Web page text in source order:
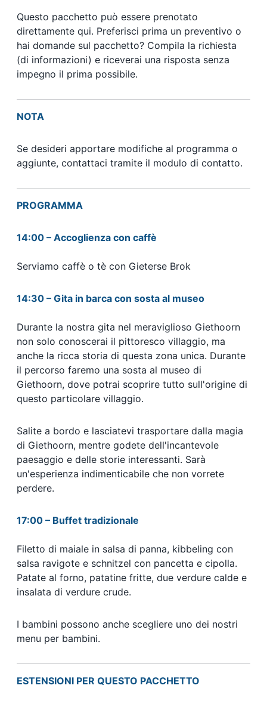
Questo pacchetto può essere prenotato
direttamente qui. Preferisci prima un preventivo o
hai domande sul pacchetto? Compila la richiesta
(di informazioni) e riceverai una risposta senza
impegno il prima possibile.
NOTA
Se desideri apportare modifiche al programma o
aggiunte, contattaci tramite il modulo di contatto.
PROGRAMMA
14:00 – Accoglienza con caffè
Serviamo caffè o tè con Gieterse Brok
14:30 – Gita in barca con sosta al museo
Durante la nostra gita nel meraviglioso Giethoorn
non solo conoscerai il pittoresco villaggio, ma
anche la ricca storia di questa zona unica. Durante
il percorso faremo una sosta al museo di
Giethoorn, dove potrai scoprire tutto sull'origine di
questo particolare villaggio.
Salite a bordo e lasciatevi trasportare dalla magia
di Giethoorn, mentre godete dell'incantevole
paesaggio e delle storie interessanti. Sarà
un'esperienza indimenticabile che non vorrete
perdere.
17:00 – Buffet tradizionale
Filetto di maiale in salsa di panna, kibbeling con
salsa ravigote e schnitzel con pancetta e cipolla.
Patate al forno, patatine fritte, due verdure calde e
insalata di verdure crude.
I bambini possono anche scegliere uno dei nostri
menu per bambini.
ESTENSIONI PER QUESTO PACCHETTO